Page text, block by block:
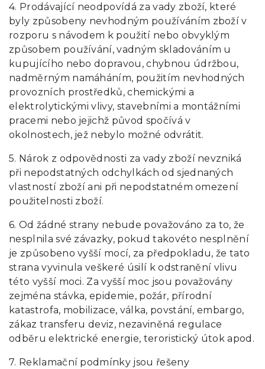
4. Prodávající neodpovídá za vady zboží, které
byly způsobeny nevhodným používáním zboží v
rozporu s návodem k použití nebo obvyklým
způsobem používání, vadným skladováním u
kupujícího nebo dopravou, chybnou údržbou,
nadměrným namáháním, použitím nevhodných
provozních prostředků, chemickými a
elektrolytickými vlivy, stavebními a montážními
pracemi nebo jejichž původ spočívá v
okolnostech, jež nebylo možné odvrátit.
5. Nárok z odpovědnosti za vady zboží nevzniká
při nepodstatných odchylkách od sjednaných
vlastností zboží ani při nepodstatném omezení
použitelnosti zboží.
6. Od žádné strany nebude považováno za to, že
nesplnila své závazky, pokud takovéto nesplnění
je způsobeno vyšší mocí, za předpokladu, že tato
strana vyvinula veškeré úsilí k odstranění vlivu
této vyšší moci. Za vyšší moc jsou považovány
zejména stávka, epidemie, požár, přírodní
katastrofa, mobilizace, válka, povstání, embargo,
zákaz transferu deviz, nezaviněná regulace
odběru elektrické energie, teroristický útok apod.
7. Reklamační podmínky jsou řešeny